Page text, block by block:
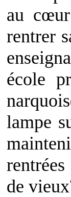
au
rentrer
école
lampe
de